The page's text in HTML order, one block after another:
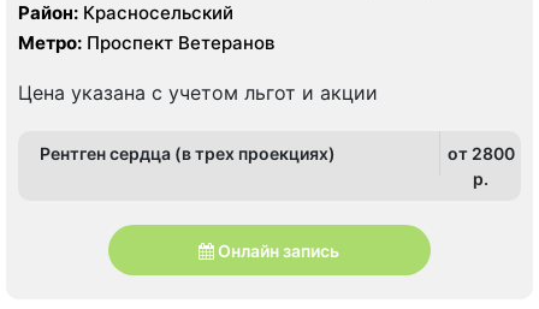
Район: Красносельский
Метро: Проспект Ветеранов
Цена указана с учетом льгот и акции
Рентген сердца (в трех проекциях)
от 2800
p.
Онлайн запись